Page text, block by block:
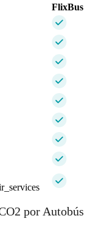
FlixBus
por Autobús